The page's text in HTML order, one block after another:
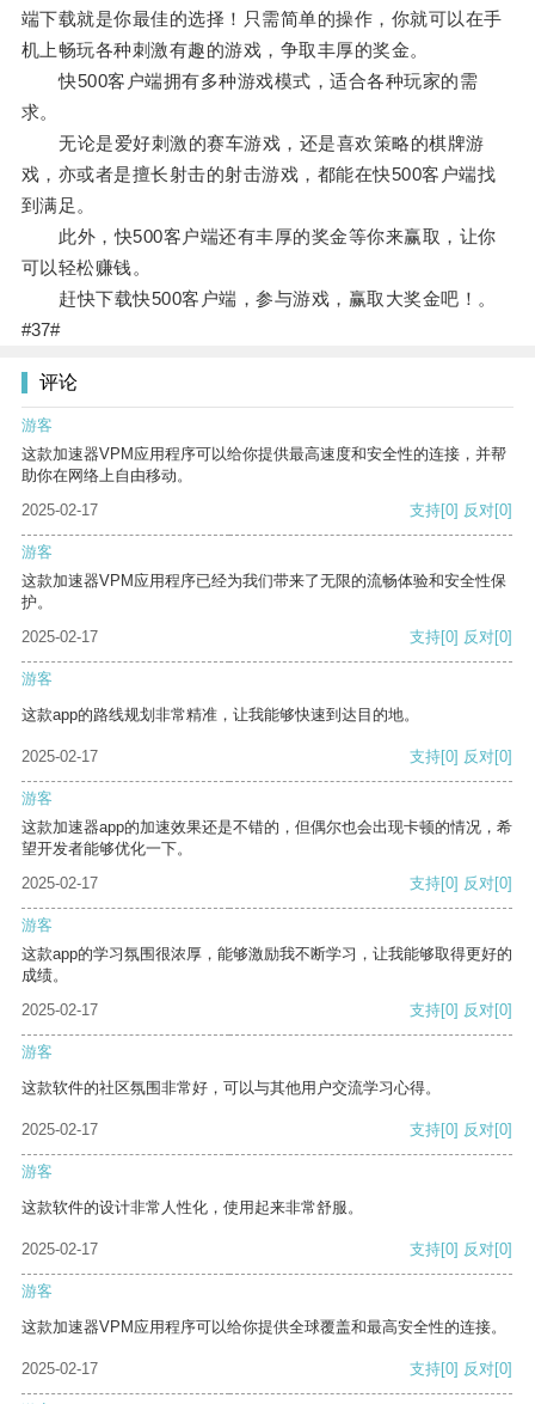
端下载就是你最佳的选择！只需简单的操作，你就可以在手
机上畅玩各种刺激有趣的游戏，争取丰厚的奖金。
快500客户端拥有多种游戏模式，适合各种玩家的需
求。
无论是爱好刺激的赛车游戏，还是喜欢策略的棋牌游
戏，亦或者是擅长射击的射击游戏，都能在快500客户端找
到满足。
此外，快500客户端还有丰厚的奖金等你来赢取，让你
可以轻松赚钱。
赶快下载快500客户端，参与游戏，赢取大奖金吧！。
#37#
评论
游客
这款加速器VPM应用程序可以给你提供最高速度和安全性的连接，并帮
助你在网络上自由移动。
2025-02-17
支持[0] 反对[0]
游客
这款加速器VPM应用程序已经为我们带来了无限的流畅体验和安全性保
护。
2025-02-17
支持[0] 反对[0]
游客
这款app的路线规划非常精准，让我能够快速到达目的地。
2025-02-17 支持[0] 反对[0]
游客
这款加速器app的加速效果还是不错的，但偶尔也会出现卡顿的情况，希
望开发者能够优化一下。
2025-02-17
支持[0] 反对[0]
游客
这款app的学习氛围很浓厚，能够激励我不断学习，让我能够取得更好的
成绩。
2025-02-17
支持[0] 反对[0]
游客
这款软件的社区氛围非常好，可以与其他用户交流学习心得。
2025-02-17 支持[0] 反对[0]
游客
这款软件的设计非常人性化，使用起来非常舒服。
2025-02-17 支持[0] 反对[0]
游客
这款加速器VPM应用程序可以给你提供全球覆盖和最高安全性的连接。
2025-02-17 支持[0] 反对[0]